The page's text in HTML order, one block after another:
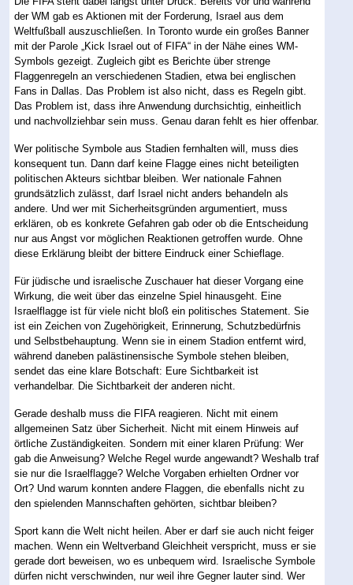
der WM gab es Aktionen mit der Forderung, Israel aus dem
Weltfußball auszuschließen. In Toronto wurde ein großes Banner
mit der Parole „Kick Israel out of FIFA“ in der Nähe eines WM-
Symbols gezeigt. Zugleich gibt es Berichte über strenge
Flaggenregeln an verschiedenen Stadien, etwa bei englischen
Fans in Dallas. Das Problem ist also nicht, dass es Regeln gibt.
Das Problem ist, dass ihre Anwendung durchsichtig, einheitlich
und nachvollziehbar sein muss. Genau daran fehlt es hier offenbar.
Wer politische Symbole aus Stadien fernhalten will, muss dies
konsequent tun. Dann darf keine Flagge eines nicht beteiligten
politischen Akteurs sichtbar bleiben. Wer nationale Fahnen
grundsätzlich zulässt, darf Israel nicht anders behandeln als
andere. Und wer mit Sicherheitsgründen argumentiert, muss
erklären, ob es konkrete Gefahren gab oder ob die Entscheidung
nur aus Angst vor möglichen Reaktionen getroffen wurde. Ohne
diese Erklärung bleibt der bittere Eindruck einer Schieflage.
Für jüdische und israelische Zuschauer hat dieser Vorgang eine
Wirkung, die weit über das einzelne Spiel hinausgeht. Eine
Israelflagge ist für viele nicht bloß ein politisches Statement. Sie
ist ein Zeichen von Zugehörigkeit, Erinnerung, Schutzbedürfnis
und Selbstbehauptung. Wenn sie in einem Stadion entfernt wird,
während daneben palästinensische Symbole stehen bleiben,
sendet das eine klare Botschaft: Eure Sichtbarkeit ist
verhandelbar. Die Sichtbarkeit der anderen nicht.
Gerade deshalb muss die FIFA reagieren. Nicht mit einem
allgemeinen Satz über Sicherheit. Nicht mit einem Hinweis auf
örtliche Zuständigkeiten. Sondern mit einer klaren Prüfung: Wer
gab die Anweisung? Welche Regel wurde angewandt? Weshalb traf
sie nur die Israelflagge? Welche Vorgaben erhielten Ordner vor
Ort? Und warum konnten andere Flaggen, die ebenfalls nicht zu
den spielenden Mannschaften gehörten, sichtbar bleiben?
Sport kann die Welt nicht heilen. Aber er darf sie auch nicht feiger
machen. Wenn ein Weltverband Gleichheit verspricht, muss er sie
gerade dort beweisen, wo es unbequem wird. Israelische Symbole
dürfen nicht verschwinden, nur weil ihre Gegner lauter sind. Wer